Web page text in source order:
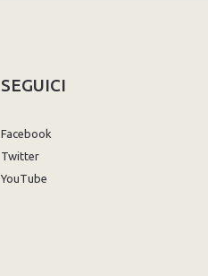
SEGUICI
Facebook
Twitter
YouTube